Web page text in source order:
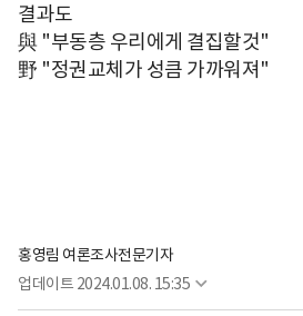
결과도
與 "부동층 우리에게 결집할것"
野 "정권교체가 성큼 가까워져"
홍영림 여론조사전문기자
업데이트 2024.01.08. 15:35